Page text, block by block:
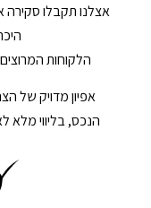
אצלנו תקבלו סקירה
הלקוחות
אפיון מדויק של
הנכס, בליווי